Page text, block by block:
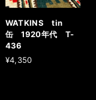
WATKINS tin
缶 1920年代 T-
436
¥4,350